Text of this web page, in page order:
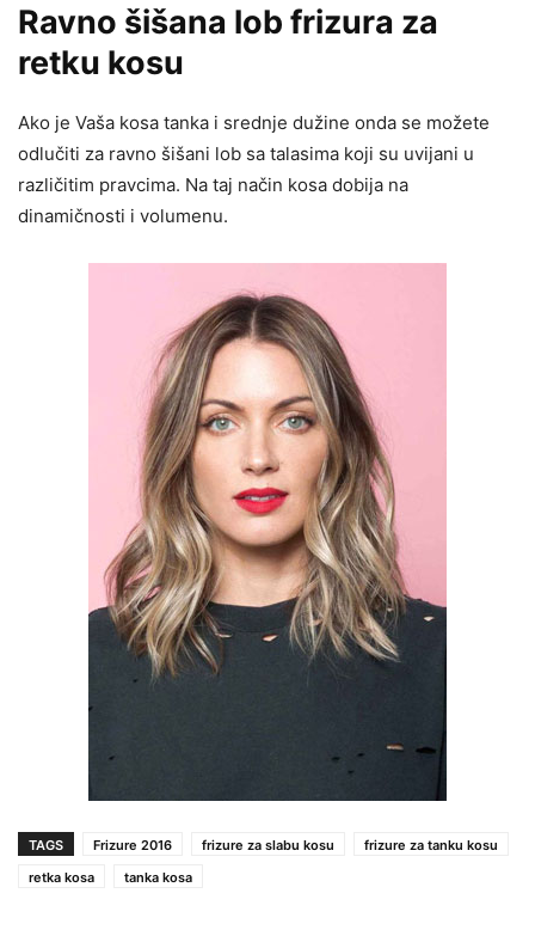
Ravno šišana lob frizura za
retku kosu
Ako je Vaša kosa tanka i srednje dužine onda se možete
odlučiti za ravno šišani lob sa talasima koji su uvijani u
različitim pravcima. Na taj način kosa dobija na
dinamičnosti i volumenu.
TAGS Frizure 2016 frizure za slabu kosu
frizure za tanku kosu
retka kosa
tanka kosa